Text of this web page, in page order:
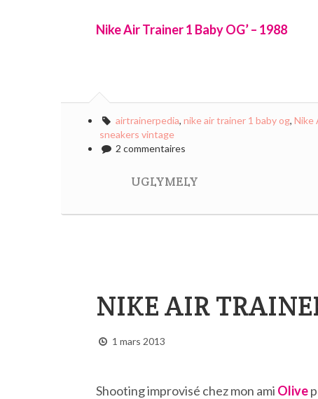
Nike Air Trainer 1 Baby OG’ – 1988
airtrainerpedia, nike air trainer 1 baby og, Nike
sneakers vintage
2 commentaires
UGLYMELY
NIKE AIR
1 mars 2013
Shooting improvisé chez mon ami Olive